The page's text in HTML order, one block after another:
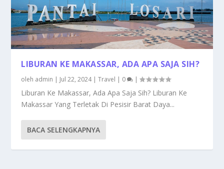
LIBURAN KE MAKASSAR, ADA APA SAJA SIH?
oleh admin | Jul 22, 2024|Travel | 0 |
Liburan Ke Makassar, Ada Apa Saja Sih? Liburan Ke
Makassar Yang Terletak Di Pesisir Barat Daya...
BACA SELENGKAPNYA